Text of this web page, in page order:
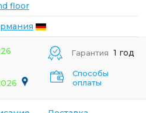
floor
Гарантия 1 год
Способы
оплаты